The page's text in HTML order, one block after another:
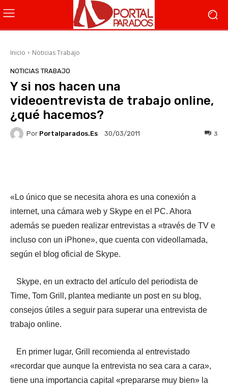
Inicio Noticias Trabajo
NOTICIAS TRABAJO
Y si nos hacen una
videoentrevista de trabajo online,
¿qué hacemos?
Por Portalparados.es 30/03/2011 3
«Lo único que se necesita ahora es una conexión a
internet, una cámara web y Skype en el PC. Ahora
además se pueden realizar entrevistas a «través de TV e
incluso con un iPhone», que cuenta con videollamada,
según el blog oficial de Skype.
Skype, en un extracto del artículo del periodista de
Time, Tom Grill, plantea mediante un post en su blog,
consejos útiles a seguir para superar una entrevista de
trabajo online.
En primer lugar, Grill recomienda al entrevistado
«recordar que aunque la entrevista no sea cara a cara»,
tiene una importancia capital «prepararse muy bien» la